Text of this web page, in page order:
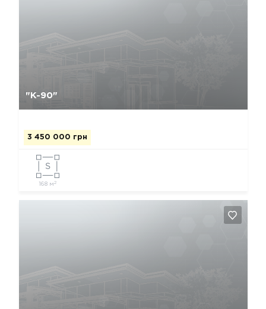
"К-90"
3 450 000 грн
168 м 2